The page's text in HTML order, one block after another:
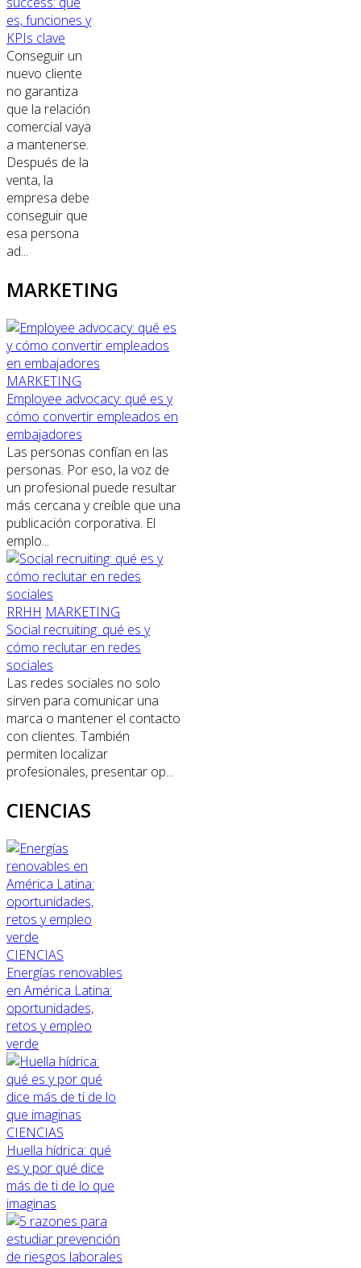
es, funciones y
KPIs clave
Conseguir un
nuevo cliente
no garantiza
que la relación
comercial vaya
a mantenerse.
Después de la
venta, la
empresa debe
conseguir que
esa persona
ad...
MARKETING
MARKETING
Employee advocacy: qué es y
cómo convertir empleados en
embajadores
Las personas confían en las
personas. Por eso, la voz de
un profesional puede resultar
más cercana y creíble que una
publicación corporativa. El
emplo...
RRHH MARKETING
Social recruiting: qué es y
cómo reclutar en redes
sociales
Las redes sociales no solo
sirven para comunicar una
marca o mantener el contacto
con clientes. También
permiten localizar
profesionales, presentar op...
CIENCIAS
CIENCIAS
Energías renovables
en América Latina:
oportunidades,
retos y empleo
verde
CIENCIAS
Huella hídrica: qué
es y por qué dice
más de ti de lo que
imaginas